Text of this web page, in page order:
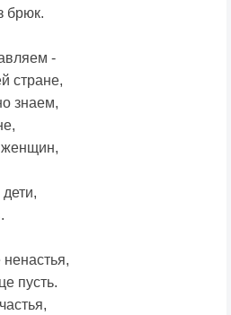
брюк.
-
стране,
знаем,
женщин,
ненастья,
пусть.